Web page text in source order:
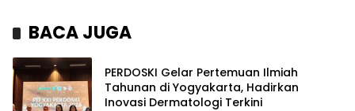
BACA JUGA
PERDOSKI Gelar Pertemuan Ilmiah
Tahunan di Yogyakarta, Hadirkan
Inovasi Dermatologi Terkini